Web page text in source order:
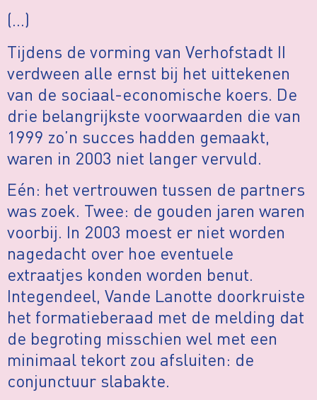
(…)
Tijdens de vorming van Verhofstadt II
verdween alle ernst bij het uittekenen
van de sociaal-economische koers. De
drie belangrijkste voorwaarden die van
1999 zo’n succes hadden gemaakt,
waren in 2003 niet langer vervuld.
Eén: het vertrouwen tussen de partners
was zoek. Twee: de gouden jaren waren
voorbij. In 2003 moest er niet worden
nagedacht over hoe eventuele
extraatjes konden worden benut.
Integendeel, Vande Lanotte doorkruiste
het formatieberaad met de melding dat
de begroting misschien wel met een
minimaal tekort zou afsluiten: de
conjunctuur slabakte.